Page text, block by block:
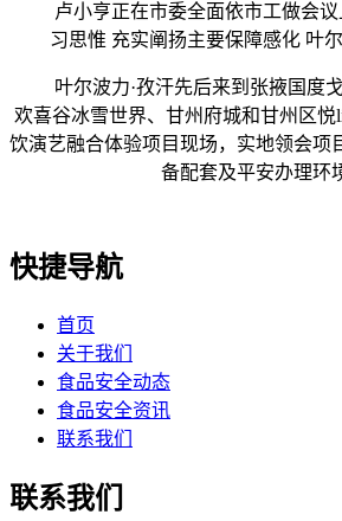
卢小亨正在市委全面依市工做会议
习思惟 充实阐扬主要保障感化 叶尔
叶尔波力·孜汗先后来到张掖国度
欢喜谷冰雪世界、甘州府城和甘州区悦
饮演艺融合体验项目现场，实地领会项
备配套及平安办理环
快捷导航
首页
关于我们
食品安全动态
食品安全资讯
联系我们
联系我们